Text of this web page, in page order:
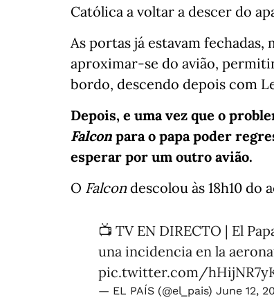
Católica a voltar a descer do
As portas já estavam fechadas,
aproximar-se do avião,
bordo, descendo depois com
Depois, e uma vez que o
Falcon para o papa poder
esperar por um outro avião.
O Falcon descolou às 18h10
📺 TV EN DIRECTO | El
una incidencia en la
pic.twitter.com/
— EL PAÍS (@el_pais) June 12,